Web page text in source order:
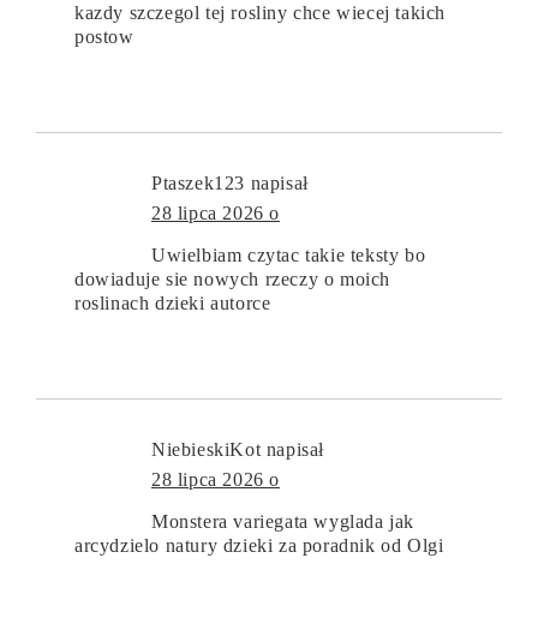
kazdy szczegol tej rosliny chce wiecej takich
postow
Ptaszek123 napisał
28 lipca 2026 o
Uwielbiam czytac takie teksty bo
dowiaduje sie nowych rzeczy o moich
roslinach dzieki autorce
NiebieskiKot napisał
28 lipca 2026 o
Monstera variegata wyglada jak
arcydzielo natury dzieki za poradnik od Olgi